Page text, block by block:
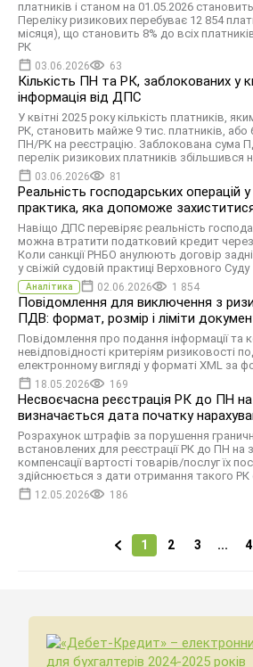
платників і станом на 01.05.2026
Переліку ризикових перебуває 12 854
місяця), що становить 8% до всіх
РК
03.06.2026 63
Кількість ПН та РК, заблокованих у
інформація від ДПС
У квітні 2025 року кількість платників,
РК, становить майже 9 тис. платників, або
ПН/РК на реєстрацію. Заблокована сума
перелік ризикових платників збільшився
03.06.2026 81
Реальність господарських операцій
практика, яка допоможе
Навіщо ДПС перевіряє реальність
можна втратити податковий кредит
Коли санкції РНБО анулюють договір
у свіжій судовій практиці Верховного Суду
Аналітика 02.06.2026 1 854
Повідомлення для виключення з
ПДВ: формат, розмір і ліміти
Повідомлення про подання інформації та
невідповідності критеріям ризиковості
електронному вигляді у форматі XML за
18.05.2026 169
Несвоєчасна реєстрація РК до ПН
визначається дата початку
Розрахунок штрафів за порушення
встановлених для реєстрації РК до ПН на
компенсації вартості товарів/послуг їх
здійснюється з дати отримання такого
12.05.2026 186
1 2 3 ...